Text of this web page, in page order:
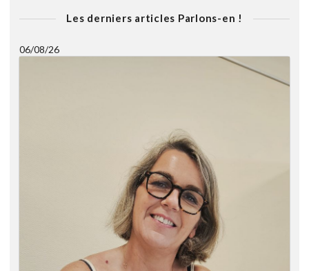
Les derniers articles Parlons-en !
06/08/26